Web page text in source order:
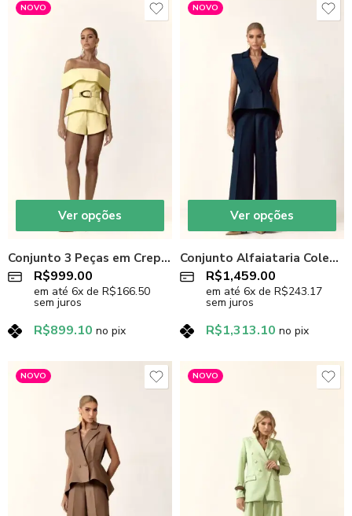
NOVO
Ver opções
Conjunto 3 Peças em Crepe Alfaiataria Amarel
R$999.00
em até 6x de R$166.50
sem juros
R$899.10 no pix
NOVO
Ver opções
Conjunto Alfaiataria Colete e Calça Azul
R$1,459.00
em até 6x de R$243.17
sem juros
R$1,313.10 no pix
NOVO NOVO